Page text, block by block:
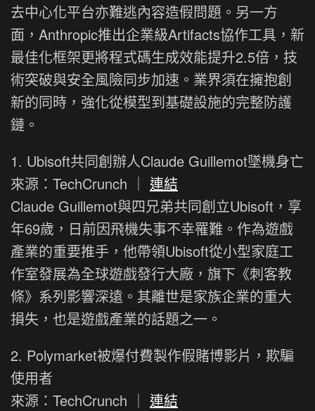
去中心化平台亦難逃內容造假問題。另一方
面，Anthropic推出企業級Artifacts協作工具，新
最佳化框架更將程式碼生成效能提升2.5倍，技
術突破與安全風險同步加速。業界須在擁抱創
新的同時，強化從模型到基礎設施的完整防護
鏈。
1. Ubisoft共同創辦人Claude Guillemot墜機身亡
來源：TechCrunch ｜ 連結
Claude Guillemot與四兄弟共同創立Ubisoft，享
年69歲，日前因飛機失事不幸罹難。作為遊戲
產業的重要推手，他帶領Ubisoft從小型家庭工
作室發展為全球遊戲發行大廠，旗下《刺客教
條》系列影響深遠。其離世是家族企業的重大
損失，也是遊戲產業的話題之一。
2. Polymarket被爆付費製作假賭博影片，欺騙
使用者
來源：TechCrunch ｜ 連結